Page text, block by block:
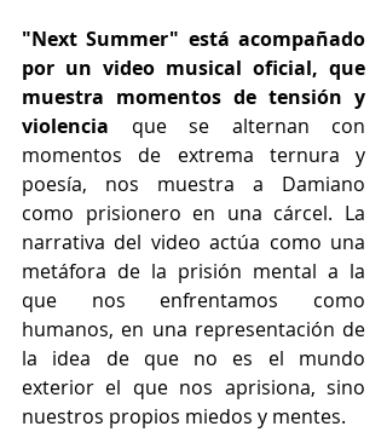
"Next Summer" está acompañado
por un video musical oficial, que
muestra momentos de tensión y
violencia que se alternan con
momentos de extrema ternura y
poesía, nos muestra a Damiano
como prisionero en una cárcel. La
narrativa del video actúa como una
metáfora de la prisión mental a la
que nos enfrentamos como
humanos, en una representación de
la idea de que no es el mundo
exterior el que nos aprisiona, sino
nuestros propios miedos y mentes.